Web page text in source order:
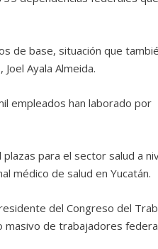
de base, situación que
Ayala Almeida.
empleados han laborado por
para el sector salud a
médico de salud en Yucatán.
del Congreso del
masivo de trabajadores